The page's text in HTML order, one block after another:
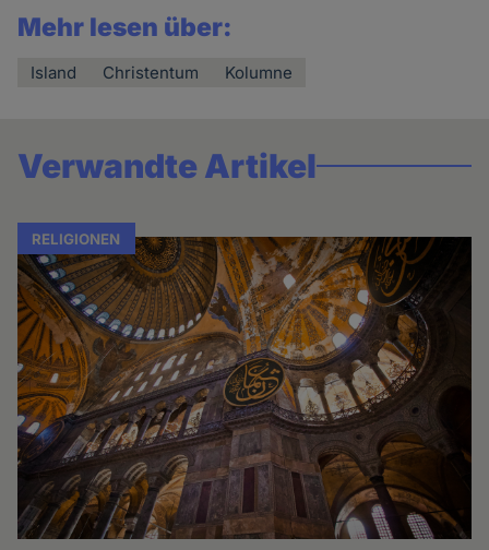
Mehr lesen über:
Island Christentum Kolumne
Verwandte Artikel
RELIGIONEN